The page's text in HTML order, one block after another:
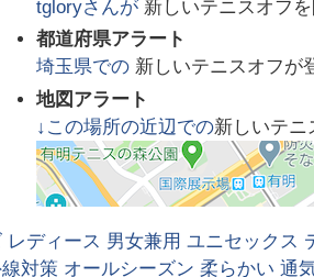
tgloryさんが 新しいテニスオフ
都道府県アラート
埼玉県での 新しいテニスオフが
地図アラート
↓この場所の近辺での新しいテニ
レディース 男女兼用 ユニセックス
線対策 オールシーズン 柔らかい 通